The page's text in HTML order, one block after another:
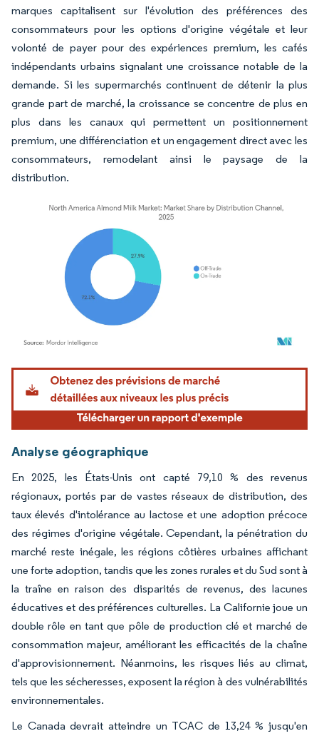
marques capitalisent sur l'évolution des préférences des
consommateurs pour les options d'origine végétale et leur
volonté de payer pour des expériences premium, les cafés
indépendants urbains signalant une croissance notable de la
demande. Si les supermarchés continuent de détenir la plus
grande part de marché, la croissance se concentre de plus en
plus dans les canaux qui permettent un positionnement
premium, une différenciation et un engagement direct avec les
consommateurs, remodelant ainsi le paysage de la
distribution.
Image © Mordor Intelligence. La réutilisation nécessite une attribution sous CC BY
Analyse géographique
En 2025, les États-Unis ont capté 79,10 % des revenus
régionaux, portés par de vastes réseaux de distribution, des
taux élevés d'intolérance au lactose et une adoption précoce
des régimes d'origine végétale. Cependant, la pénétration du
marché reste inégale, les régions côtières urbaines affichant
une forte adoption, tandis que les zones rurales et du Sud sont à
la traîne en raison des disparités de revenus, des lacunes
éducatives et des préférences culturelles. La Californie joue un
double rôle en tant que pôle de production clé et marché de
consommation majeur, améliorant les efficacités de la chaîne
d'approvisionnement. Néanmoins, les risques liés au climat,
tels que les sécheresses, exposent la région à des vulnérabilités
environnementales.
Le Canada devrait atteindre un TCAC de 13,24 % jusqu'en